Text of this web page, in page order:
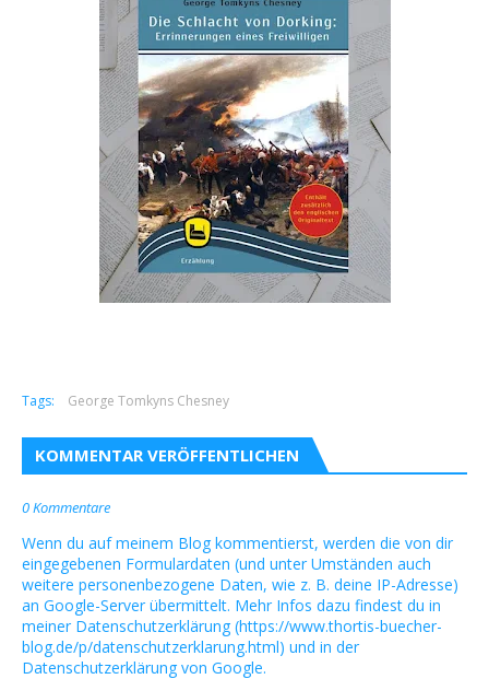
Tags: George Tomkyns Chesney
KOMMENTAR VERÖFFENTLICHEN
0 Kommentare
Wenn du auf meinem Blog kommentierst, werden die von dir
eingegebenen Formulardaten (und unter Umständen auch
weitere personenbezogene Daten, wie z. B. deine IP-Adresse)
an Google-Server übermittelt. Mehr Infos dazu findest du in
meiner Datenschutzerklärung (https://www.thortis-buecher-
blog.de/p/datenschutzerklarung.html) und in der
Datenschutzerklärung von Google.